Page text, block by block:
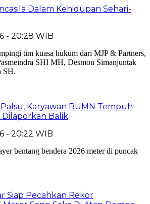
Dalam Kehidupan Sehari-
- 20:28 WIB
Karyawan BUMN Tempuh
Balik
- 20:22 WIB
Siap Pecahkan Rekor